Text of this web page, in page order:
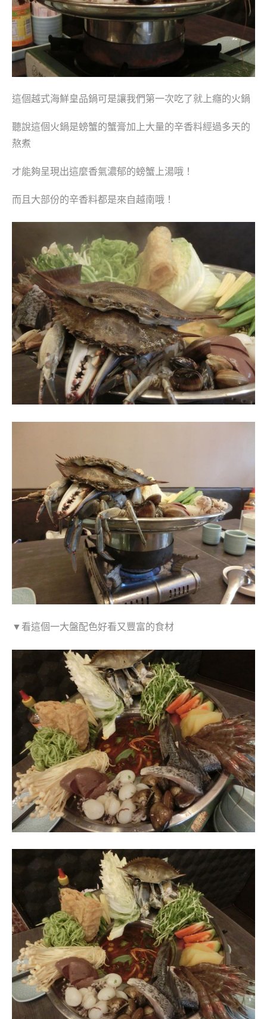
這個越式海鮮皇品鍋可是讓我們第一次吃了就上癮的火鍋
聽說這個火鍋是螃蟹的蟹膏加上大量的辛香料經過多天的
熬煮
才能夠呈現出這麼香氣濃郁的螃蟹上湯哦！
而且大部份的辛香料都是來自越南哦！
▼看這個一大盤配色好看又豐富的食材